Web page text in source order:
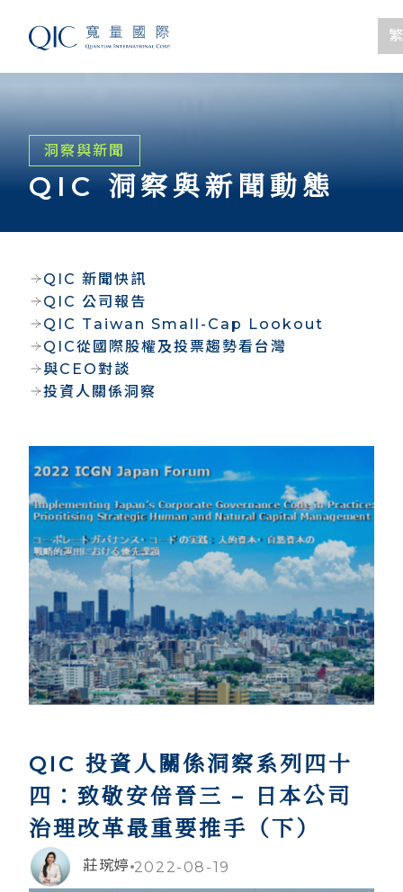
繁
洞察與新聞
QIC 洞察與新聞動態
QIC 新聞快訊
QIC 公司報告
QIC Taiwan Small-Cap Lookout
QIC從國際股權及投票趨勢看台灣
與CEO對談
投資人關係洞察
QIC 投資人關係洞察系列四十
四：致敬安倍晉三 – 日本公司
治理改革最重要推手（下）
莊琬婷 2022-08-19